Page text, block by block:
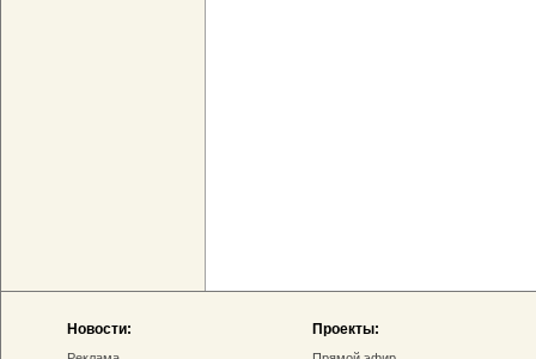
Новости: Проекты: